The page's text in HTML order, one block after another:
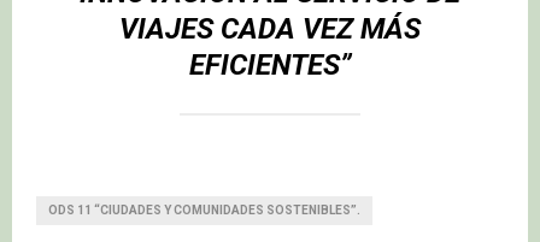
VIAJES CADA VEZ MÁS
EFICIENTES”
ODS 11 “CIUDADES Y COMUNIDADES SOSTENIBLES”.